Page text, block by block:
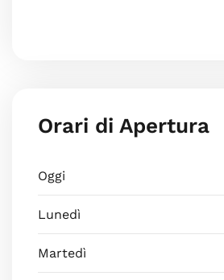
Orari di Apertura
Oggi
Lunedì
Martedì